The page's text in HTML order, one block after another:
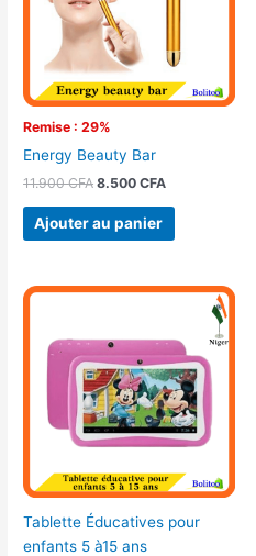
Remise : 29%
Energy Beauty Bar
11.900CFA 8.500CFA
Ajouter au panier
Tablette Éducatives pour
enfants 5 à15 ans